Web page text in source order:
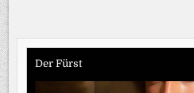
Der Fürst